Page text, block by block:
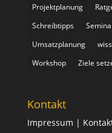
Projektplanung
Schreibtipps
Umsatzplanung
Workshop
Ziele
Kontakt
Impressum |